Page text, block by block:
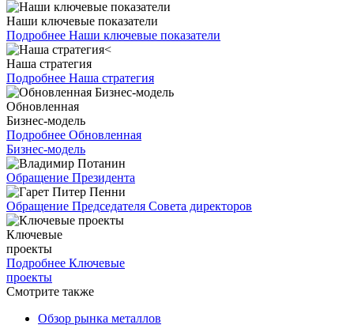
Наши ключевые показатели
Подробнее Наши ключевые показатели
Наша стратегия
Подробнее Наша стратегия
Обновленная
Бизнес-модель
Подробнее Обновленная
Бизнес-модель
Обращение Президента
Обращение Председателя Совета директоров
Ключевые
проекты
Подробнее Ключевые
проекты
Смотрите также
Обзор рынка металлов